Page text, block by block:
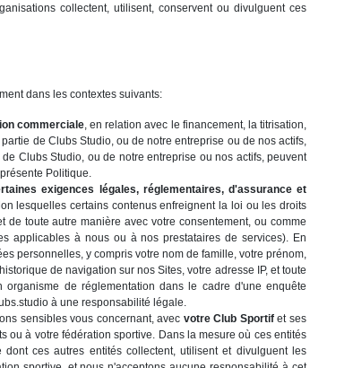
collectent, utilisent, conservent ou divulguent ces
dans les contextes suivants:
commerciale, en relation avec le financement, la titrisation,
de Clubs Studio, ou de notre entreprise ou de nos actifs,
Clubs Studio, ou de notre entreprise ou nos actifs, peuvent
Politique.
exigences légales, réglementaires, d'assurance et
lesquelles certains contenus enfreignent la loi ou les droits
toute autre manière avec votre consentement, ou comme
applicables à nous ou à nos prestataires de services). En
personnelles, y compris votre nom de famille, votre prénom,
de navigation sur nos Sites, votre adresse IP, et toute
de réglementation dans le cadre d'une enquête
à une responsabilité légale.
sensibles vous concernant, avec votre Club Sportifet ses
ou à votre fédération sportive. Dans la mesure où ces entités
ces autres entités collectent, utilisent et divulguent les